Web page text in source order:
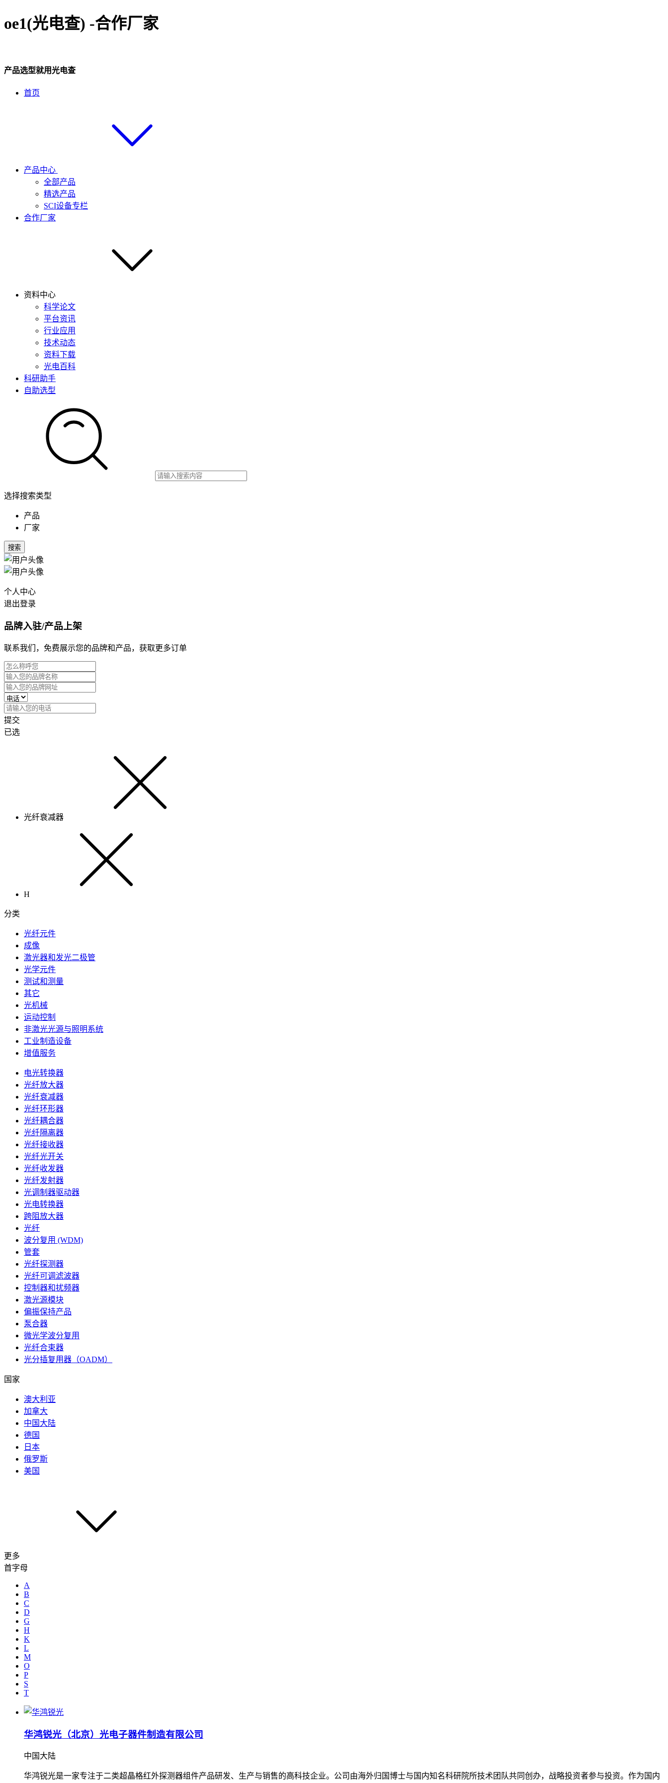
oe1(光电查) -合作厂家
产品选型就用光电查
首页
产品中心
全部产品
精选产品
SCI设备专栏
合作厂家
资料中心
科学论文
平台资讯
行业应用
技术动态
资料下载
光电百科
科研助手
自助选型
选择搜索类型
产品
厂家
搜索
个人中心
退出登录
品牌入驻/产品上架
联系我们，免费展示您的品牌和产品，获取更多订单
提交
已选
光纤衰减器
H
分类
光纤元件
成像
激光器和发光二极管
光学元件
测试和测量
其它
光机械
运动控制
非激光光源与照明系统
工业制造设备
增值服务
电光转换器
光纤放大器
光纤衰减器
光纤环形器
光纤耦合器
光纤隔离器
光纤接收器
光纤光开关
光纤收发器
光纤发射器
光调制器驱动器
光电转换器
跨阻放大器
光纤
波分复用 (WDM)
管套
光纤探测器
光纤可调滤波器
控制器和扰频器
激光源模块
偏振保持产品
泵合器
微光学波分复用
光纤合束器
光分插复用器（OADM）
国家
澳大利亚
加拿大
中国大陆
德国
日本
俄罗斯
美国
更多
首字母
A
B
C
D
G
H
K
L
M
O
P
S
T
华鸿锐光（北京）光电子器件制造有限公司
中国大陆
华鸿锐光是一家专注于二类超晶格红外探测器组件产品研发、生产与销售的高科技企业。公司由海外归国博士与国内知名科研院所技术团队共同创办，战略投资者参与投资。作为国内